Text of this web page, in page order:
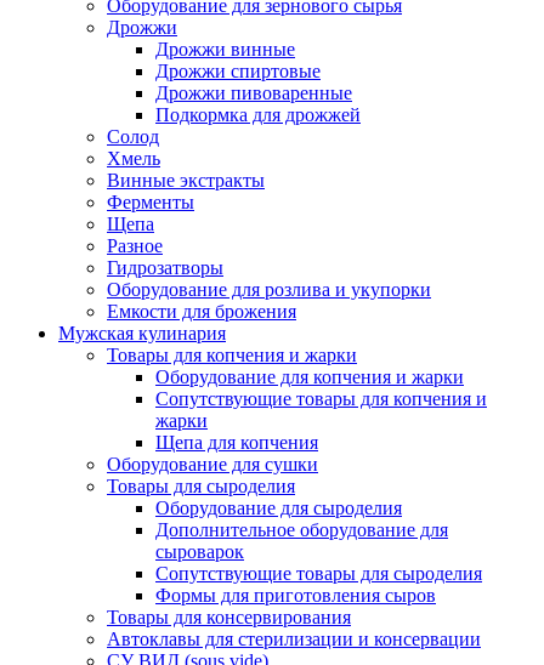
Оборудование для зернового сырья
Дрожжи
Дрожжи винные
Дрожжи спиртовые
Дрожжи пивоваренные
Подкормка для дрожжей
Солод
Хмель
Винные экстракты
Ферменты
Щепа
Разное
Гидрозатворы
Оборудование для розлива и укупорки
Емкости для брожения
Мужская кулинария
Товары для копчения и жарки
Оборудование для копчения и жарки
Сопутствующие товары для копчения и
жарки
Щепа для копчения
Оборудование для сушки
Товары для сыроделия
Оборудование для сыроделия
Дополнительное оборудование для
сыроварок
Сопутствующие товары для сыроделия
Формы для приготовления сыров
Товары для консервирования
Автоклавы для стерилизации и консервации
СУ ВИД (sous vide)